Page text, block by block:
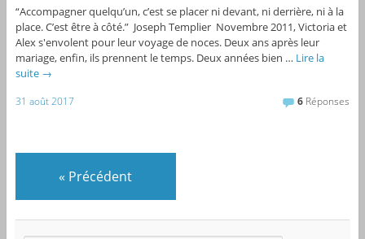
“Accompagner quelqu’un, c’est se placer ni devant, ni derrière, ni à la
place. C’est être à côté.” Joseph Templier Novembre 2011, Victoria et
Alex s'envolent pour leur voyage de noces. Deux ans après leur
mariage, enfin, ils prennent le temps. Deux années bien … Lire la
suite →
31 août 2017 6 Réponses
« Précédent